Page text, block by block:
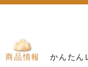
商品情報 かんたん